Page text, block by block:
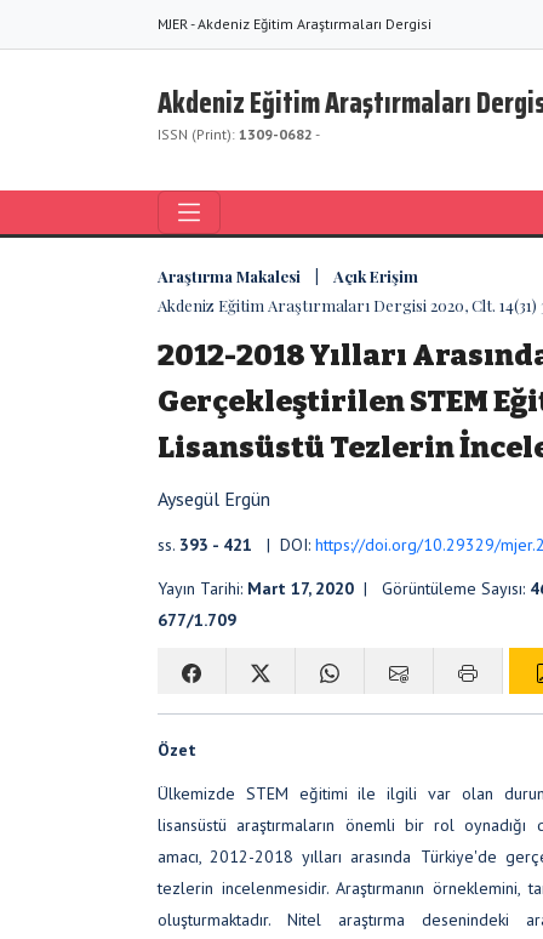
MJER - Akdeniz Eğitim Araştırmaları Dergisi
Akdeniz Eğitim Araştırmaları
ISSN (Print): 1309-0682 -
Araştırma Makalesi | Açık Erişim
Akdeniz Eğitim Araştırmaları Dergisi 2020, Clt. 14(31)
2012-2018 Yılları
Gerçekleştirilen STEM
Lisansüstü Tezlerin
Aysegül Ergün
ss. 393 - 421 | DOI: https://doi.org/10.29329/
Yayın Tarihi: Mart 17, 2020 | Görüntüleme Sayısı:
677/1.709
Özet
Ülkemizde STEM eğitimi ile ilgili var olan
lisansüstü araştırmaların önemli bir rol oynadığı
amacı, 2012-2018 yılları arasında Türkiye'de
tezlerin incelenmesidir. Araştırmanın örneklemini,
oluşturmaktadır. Nitel araştırma desenindeki